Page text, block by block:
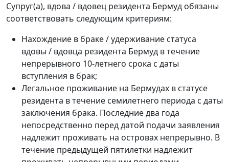
Супруг(а), вдова / вдовец резидента Бермуд обязаны
соответствовать следующим критериям:
Нахождение в браке / удерживание статуса
вдовы / вдовца резидента Бермуд в течение
непрерывного 10-летнего срока с даты
вступления в брак;
Легальное проживание на Бермудах в статусе
резидента в течение семилетнего периода с даты
заключения брака. Последние два года
непосредственно перед датой подачи заявления
надлежит проживать на островах непрерывно. В
течение предыдущей пятилетки надлежит